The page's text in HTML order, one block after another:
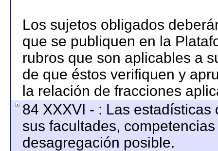
Los sujetos obligados
que se publiquen en la
rubros que son aplicables a
de que éstos verifiquen y
la relación de fracciones
84 XXXVI - : Las
sus facultades,
desagregación posible.